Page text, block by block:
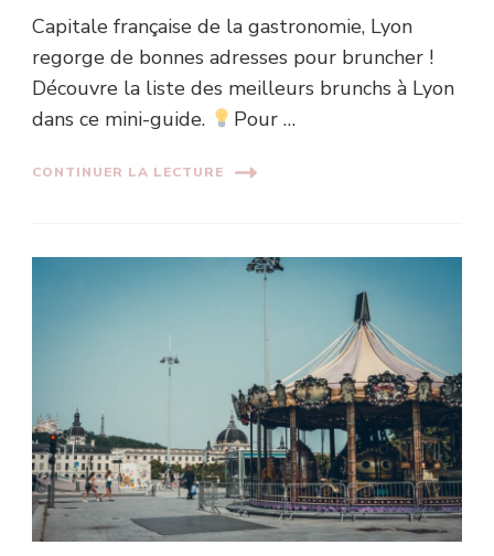
Capitale française de la gastronomie, Lyon
regorge de bonnes adresses pour bruncher !
Découvre la liste des meilleurs brunchs à Lyon
dans ce mini-guide.
Pour …
CONTINUER LA LECTURE